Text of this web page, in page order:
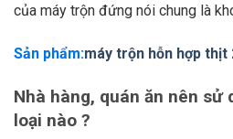
của máy trộn đứng nói chung là
Sản phẩm:máy trộn hỗn hợp thịt
Nhà hàng, quán ăn nên
loại nào ?